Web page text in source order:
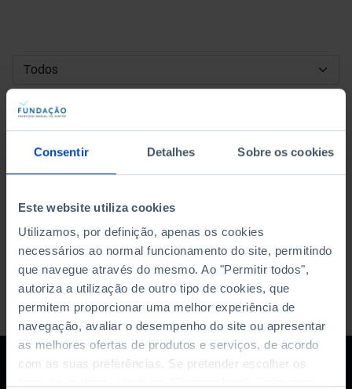
Consentir Detalhes Sobre os cookies
Este website utiliza cookies
Utilizamos, por definição, apenas os cookies
necessários ao normal funcionamento do site, permitindo
que navegue através do mesmo. Ao "Permitir todos",
autoriza a utilização de outro tipo de cookies, que
permitem proporcionar uma melhor experiência de
navegação, avaliar o desempenho do site ou apresentar
as melhores ofertas de produtos e serviços, de acordo
com as suas preferências. Se pretender escolher os
DATA DE INÍCIO
DATA DE FIM